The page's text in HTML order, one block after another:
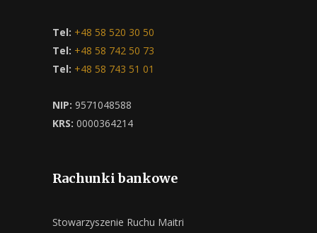
Tel: +48 58 520 30 50
Tel: +48 58 742 50 73
Tel: +48 58 743 51 01
NIP: 9571048588
KRS: 0000364214
Rachunki bankowe
Stowarzyszenie Ruchu Maitri